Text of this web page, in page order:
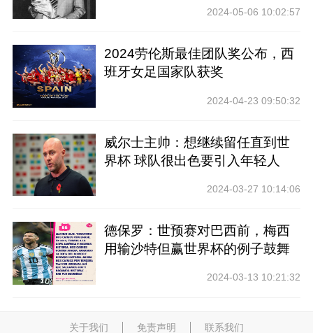
2024-05-06 10:02:57
2024劳伦斯最佳团队奖公布，西
班牙女足国家队获奖
2024-04-23 09:50:32
威尔士主帅：想继续留任直到世
界杯 球队很出色要引入年轻人
2024-03-27 10:14:06
德保罗：世预赛对巴西前，梅西
用输沙特但赢世界杯的例子鼓舞
2024-03-13 10:21:32
关于我们 免责声明 联系我们